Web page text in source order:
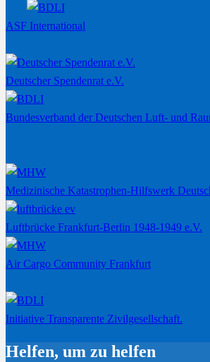
ASF International
Deutscher Spendenrat e.V.
Bundesverband der Deutschen Luft- und
Medizinische Katastrophen-Hilfswerk
Luftbrücke Frankfurt-Berlin 1948-1949 e.V.
Air Cargo Community Frankfurt
Initiative Transparente Zivilgesellschaft.
Helfen, um zu helfen